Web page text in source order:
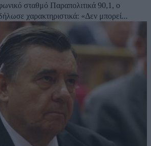
σταθμό Παραπολιτικά 90,1, ο
πρόεδρος του ΛΑΟΣ δήλωσε χαρακτηριστικά: «Δεν μπορεί...